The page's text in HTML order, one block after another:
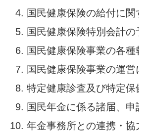
国民健康保険の給付に関
国民健康保険特別会計の
国民健康保険事業の各種
国民健康保険事業の運営
特定健康診査及び特定保
国民年金に係る諸届、申
年金事務所との連携・協